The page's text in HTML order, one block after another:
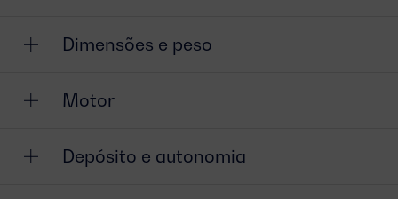
Dimensões e peso
Motor
Depósito e autonomia